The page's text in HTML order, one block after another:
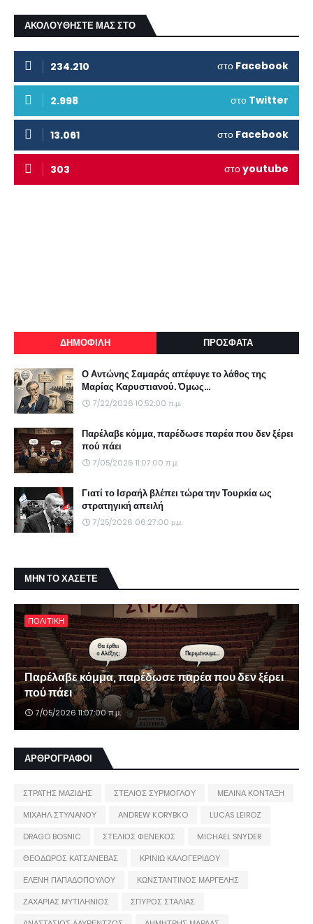
ΑΚΟΛΟΥΘΗΣΤΕ ΜΑΣ ΣΤΟ
234.210 στο Facebook
2.998 στο Twitter
13.061 στο Facebook
303 στοyoutube
ΔΗΜΟΦΙΛΗ ΠΡΟΣΦΑΤΑ
Ο Αντώνης Σαμαράς απέφυγε το λάθος της
Μαρίας Καρυστιανού. Όμως...
7/22/2026 10:52:00 π.μ.
Παρέλαβε κόμμα, παρέδωσε παρέα που δεν ξέρει
πού πάει
7/05/2026 11:07:00 π.μ.
Γιατί το Ισραήλ βλέπει τώρα την Τουρκία ως
στρατηγική απειλή
7/25/2026 06:27:00 μ.μ.
ΜΗΝ ΤΟ ΧΑΣΕΤΕ
ΠΟΛΙΤΙΚΗ
Παρέλαβε κόμμα, παρέδωσε παρέα που δεν ξέρει
πού πάει
7/05/2026 11:07:00 π.μ.
ΑΡΘΡΟΓΡΑΦΟΙ
ΣΤΡΑΤΗΣ ΜΑΖΙΔΗΣ ΣΤΕΛΙΟΣ ΣΥΡΜΟΓΛΟΥ
ΜΕΛΙΝΑ ΚΟΝΤΑΞΗ
ΜΙΧΑΗΛ ΣΤΥΛΙΑΝΟΥ
ANDREW KORYBKO
LUCAS LEIROZ
DRAGO BOSNIC
ΣΤΕΛΙΟΣ ΦΕΝΕΚΟΣ
MICHAEL SNYDER
ΘΕΟΔΩΡΟΣ ΚΑΤΣΑΝΕΒΑΣ
ΚΡΙΝΙΩ ΚΑΛΟΓΕΡΙΔΟΥ
ΕΛΕΝΗ ΠΑΠΑΔΟΠΟΥΛΟΥ
ΚΩΝΣΤΑΝΤΙΝΟΣ ΜΑΡΓΕΛΗΣ
ΖΑΧΑΡΙΑΣ ΜΥΤΙΛΗΝΙΟΣ
ΣΠΥΡΟΣ ΣΤΑΛΙΑΣ